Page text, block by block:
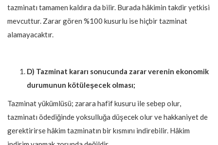
tazminatı tamamen kaldıra da bilir. Burada hâkimin takdir yetkisi
mevcuttur. Zarar gören %100 kusurlu ise hiçbir tazminat
alamayacaktır.
D) Tazminat kararı sonucunda zarar verenin ekonomik
durumunun kötüleşecek olması;
Tazminat yükümlüsü; zarara hafif kusuru ile sebep olur,
tazminatı ödediğinde yoksulluğa düşecek olur ve hakkaniyet de
gerektirirse hâkim tazminatın bir kısmını indirebilir. Hâkim